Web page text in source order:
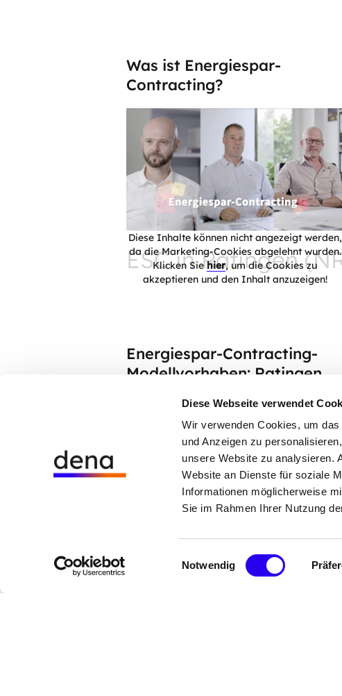
Diese Webseite verwendet
Wir verwenden Cookies, um
und Anzeigen zu
unsere Website zu analysieren.
Website an Dienste für soziale
Informationen möglicherweise
Sie im Rahmen Ihrer Nutzung
Einwilligungsauswahl
Notwendig
Was ist Energiespar-
Contracting?
Diese Inhalte können nicht angezeigt werden,
da die Marketing-Cookies abgelehnt wurden.
Klicken Siehier, um die Cookies zu
akzeptieren und den Inhalt anzuzeigen!
ESC in Ratingen
Energiespar-Contracting-
Modellvorhaben: Ratingen
da die Marketing-Cookies abgelehnt wurden.
Klicken Sie hier, um die Cookies zu